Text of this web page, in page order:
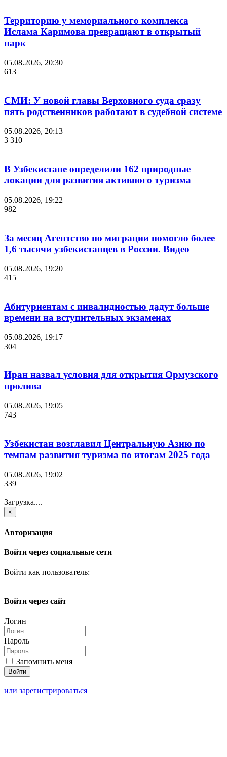
Территорию у мемориального комплекса
Ислама Каримова превращают в открытый
парк
05.08.2026, 20:30
613
СМИ: У новой главы Верховного суда сразу
пять родственников работают в судебной системе
05.08.2026, 20:13
3 310
В Узбекистане определили 162 природные
локации для развития активного туризма
05.08.2026, 19:22
982
За месяц Агентство по миграции помогло более
1,6 тысячи узбекистанцев в России. Видео
05.08.2026, 19:20
415
Абитуриентам с инвалидностью дадут больше
времени на вступительных экзаменах
05.08.2026, 19:17
304
Иран назвал условия для открытия Ормузского
пролива
05.08.2026, 19:05
743
Узбекистан возглавил Центральную Азию по
темпам развития туризма по итогам 2025 года
05.08.2026, 19:02
339
Загрузка....
×
Авторизация
Войти через социальные сети
Войти как пользователь:
Войти через сайт
Логин
Пароль
Запомнить меня
или зарегистрироваться